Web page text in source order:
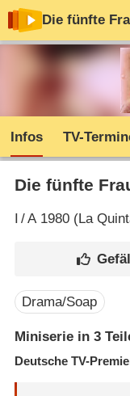
Die fünfte
Infos TV-
Die fünfte
/A1980 (La
Drama/Soap
Miniserie in 3
Deutsche TV-